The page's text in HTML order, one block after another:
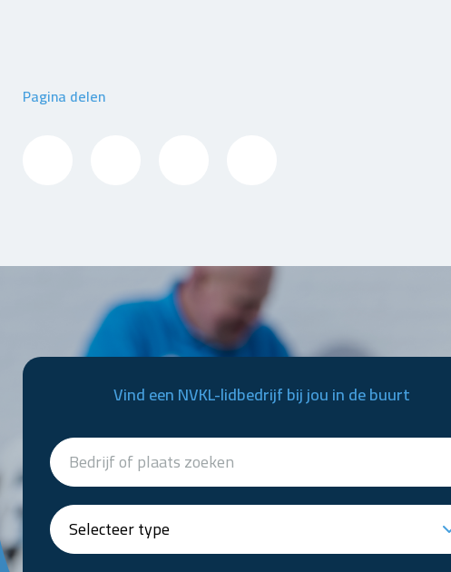
Pagina delen
Vind een NVKL-lidbedrijf bij jou in de buurt